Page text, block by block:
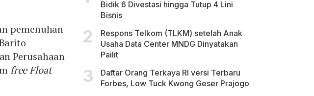
pemenuhan
Perusahaan
free Float
Bidik 6 Divestasi hingga Tutup 4 Lini
Bisnis
Respons Telkom (TLKM) setelah Anak
Usaha Data Center MNDG Dinyatakan
Pailit
Daftar Orang Terkaya RI versi Terbaru
Forbes, Low Tuck Kwong Geser Prajogo